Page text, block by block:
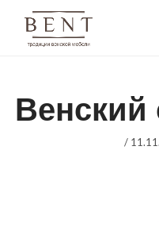
Венский
/